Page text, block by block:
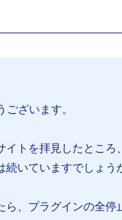
ざいます。
イトを拝見したとこ
いていますでしょう
ら、プラグインの全